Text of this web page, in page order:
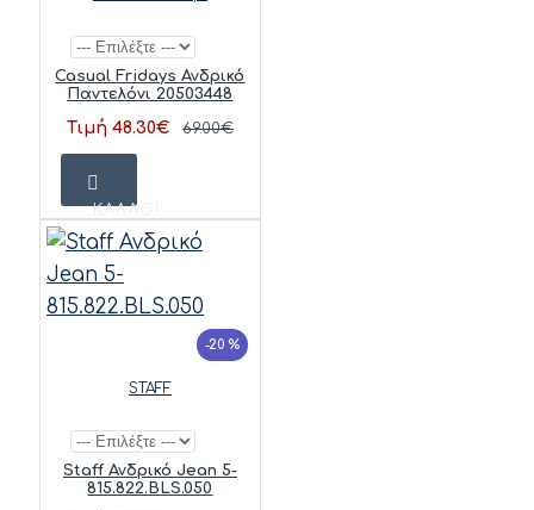
Casual Fridays Ανδρικό
Παντελόνι 20503448
Τιμή 48.30€ 69.00€
ΚΑΛΆΘΙ
-20 %
STAFF
Staff Ανδρικό Jean 5-
815.822.BLS.050